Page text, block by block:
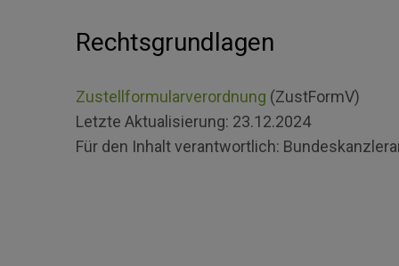
Rechtsgrundlagen
Zustellformularverordnung (ZustFormV)
Letzte Aktualisierung: 23.12.2024
Für den Inhalt verantwortlich: